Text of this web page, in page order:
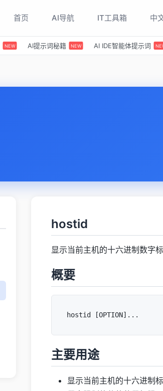
首页 AI导航 IT工具箱 中
NEW AI提示词秘籍 NEW AI IDE智能体提示词
hostid
显示当前主机的十六进制数字标
概要
主要用途
显示当前主机的十六进制标